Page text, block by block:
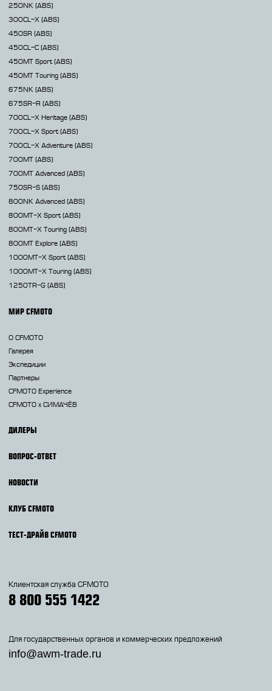
250NK (ABS)
300CL-X (ABS)
450SR (ABS)
450CL-C (ABS)
450MT Sport (ABS)
450MT Touring (ABS)
675NK (ABS)
675SR-R (ABS)
700CL-X Heritage (ABS)
700CL-X Sport (ABS)
700CL-X Adventure (ABS)
700MT (ABS)
700MT Advanced (ABS)
750SR-S (ABS)
800NK Advanced (ABS)
800MT-X Sport (ABS)
800MT-X Touring (ABS)
800MT Explore (ABS)
1000MT-X Sport (ABS)
1000MT-X Touring (ABS)
1250TR-G (ABS)
МИР CFMOTO
О CFMOTO
Галерея
Экспедиции
Партнеры
CFMOTO Experience
CFMOTO х СИМАЧЁВ
ДИЛЕРЫ
ВОПРОС-ОТВЕТ
НОВОСТИ
КЛУБ CFMOTO
ТЕСТ-ДРАЙВ CFMOTO
Клиентская служба CFMOTO
8 800 555 1422
Для государственных органов и коммерческих предложений
info@awm-trade.ru